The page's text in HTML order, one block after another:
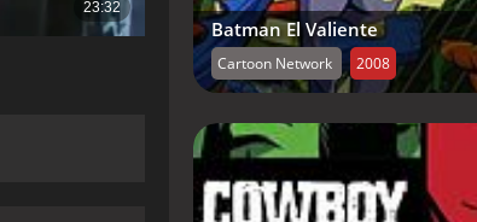
Batman El Valiente
Cartoon Network 2008